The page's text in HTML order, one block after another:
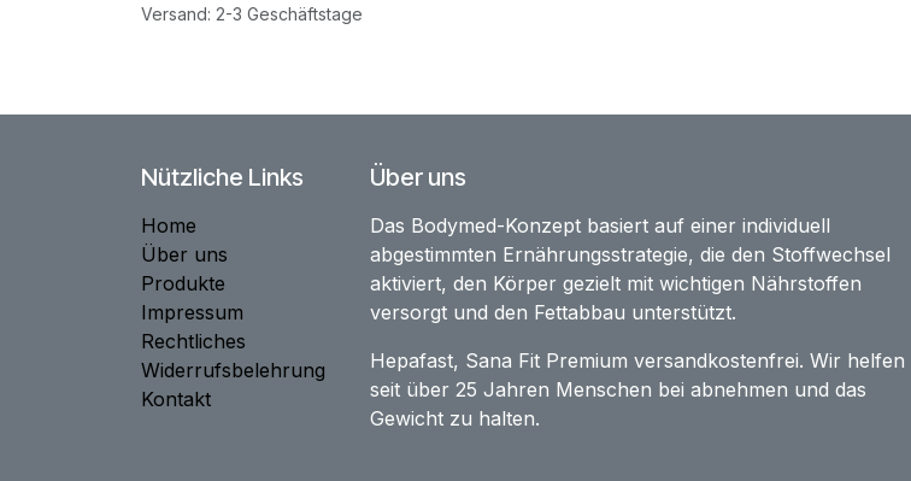
Versand: 2-3 Geschäftstage
Nützliche Links
Home
Über uns
Produkte
Impressum
Rechtliches
Widerrufsbelehrung
Kontakt
Über uns
Das Bodymed-Konzept basiert auf einer individuell
abgestimmten Ernährungsstrategie, die den Stoffwechsel
aktiviert, den Körper gezielt mit wichtigen Nährstoffen
versorgt und den Fettabbau unterstützt.
Hepafast, Sana Fit Premium versandkostenfrei. Wir helfen
seit über 25 Jahren Menschen bei abnehmen und das
Gewicht zu halten.